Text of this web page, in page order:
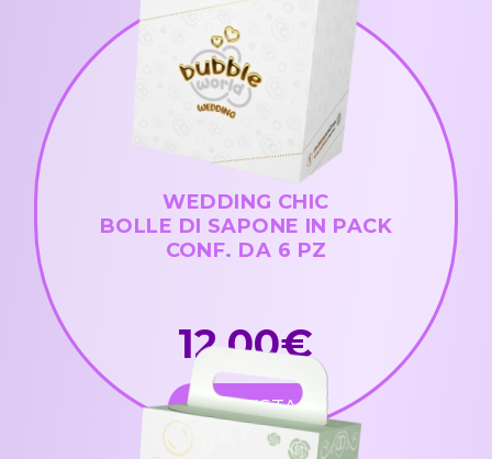
WEDDING CHIC
BOLLE DI SAPONE IN PACK
CONF. DA 6 PZ
12,00€
ACQUISTA